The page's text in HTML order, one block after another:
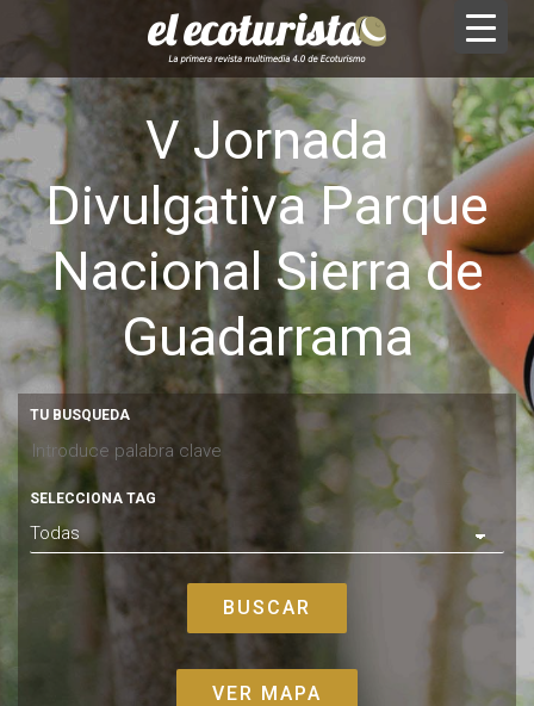
V Jornada
Divulgativa Parque
Nacional Sierra de
Guadarrama
TU BUSQUEDA
SELECCIONA TAG
VER MAPA